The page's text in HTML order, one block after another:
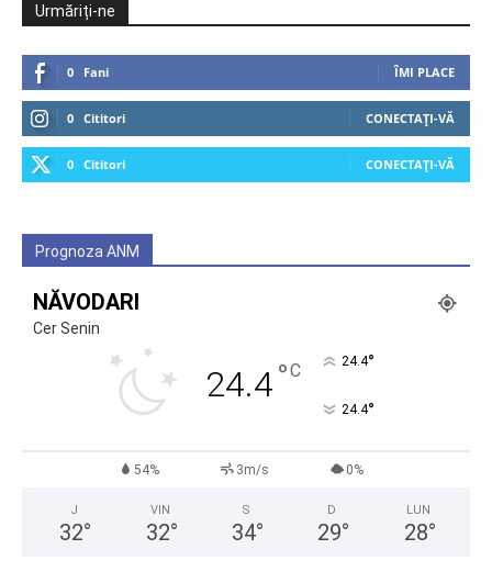
Urmăriți-ne
0 Fani ÎMI PLACE
0 Cititori CONECTAȚI-VĂ
0 Cititori CONECTAȚI-VĂ
Prognoza ANM
NĂVODARI
Cer Senin
24.4°C 24.4°
24.4°
54% 3m/s 0%
J
32°
VIN
32°
S
34°
D
29°
LUN
28°